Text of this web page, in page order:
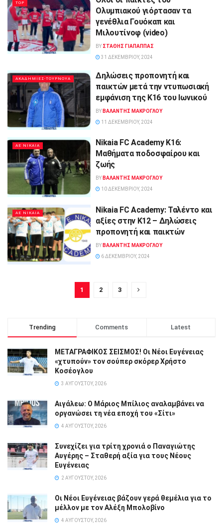
TOP
Ολυμπιακού γιόρτασαν τα
γενέθλια Γουόκαπ και
Μιλουτίνοφ (video)
BY ΣΤΑΘΗΣ ΓΊΑΠΑΠΠΑΣ
31 ΔΕΚΕΜΒΡΊΟΥ, 2024
ΑΚΑΔΗΜΙΕΣ-ΤΟΥΡΝΟΥΑ
Δηλώσεις προπονητή και
παικτών μετά την ντυπωσιακή
εμφάνιση της K16 του Ιωνικού
BY ΒΑΛΑΝΤΗΣ ΜΑΚΡΟΓΛΟΥ
11 ΔΕΚΕΜΒΡΊΟΥ, 2024
ΑΕ ΝΙΚΑΙΑ
Nikaia FC Academy Κ16:
Μαθήματα ποδοσφαίρου και
ζωής
BY ΒΑΛΑΝΤΗΣ ΜΑΚΡΟΓΛΟΥ
10 ΔΕΚΕΜΒΡΊΟΥ, 2024
ΑΕ ΝΙΚΑΙΑ
Nikaia FC Academy: Ταλέντο και
αξίες στην Κ12 – Δηλώσεις
προπονητή και παικτών
BY ΒΑΛΑΝΤΗΣ ΜΑΚΡΟΓΛΟΥ
6 ΔΕΚΕΜΒΡΊΟΥ, 2024
1 2 3
Trending Comments Latest
ΜΕΤΑΓΡΑΦΙΚΟΣ ΣΕΙΣΜΟΣ! Οι Νέοι Ευγένειας
«χτυπούν» τον σούπερ σκόρερ Χρήστο
Κοσέογλου
3 ΑΥΓΟΎΣΤΟΥ, 2026
Αιγάλεω: Ο Μάριος Μπίλιος αναλαμβάνει να
οργανώσει τη νέα εποχή του «Σίτι»
4 ΑΥΓΟΎΣΤΟΥ, 2026
Συνεχίζει για τρίτη χρονιά ο Παναγιώτης
Αυγέρης – Σταθερή αξία για τους Νέους
Ευγένειας
2 ΑΥΓΟΎΣΤΟΥ, 2026
Οι Νέοι Ευγένειας βάζουν γερά θεμέλια για το
μέλλον με τον Αλέξη Μπολοβίνο
4 ΑΥΓΟΎΣΤΟΥ, 2026